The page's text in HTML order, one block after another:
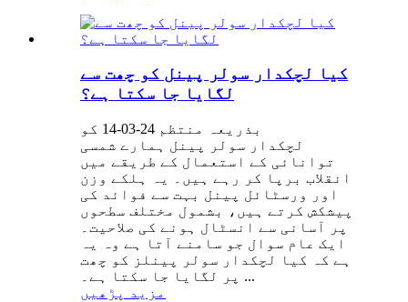
کیا لچکدار سولر پینل کو چھت سے
لگایا جا سکتا ہے؟
بذریعہ منتظم 24-03-14 کو
لچکدار سولر پینل ہمارے شمسی
توانائی کے استعمال کے طریقے میں
انقلاب برپا کر رہے ہیں۔ یہ ہلکے وزن
اور ورسٹائل پینل بہت سے فوائد کی
پیشکش کرتے ہیں، بشمول مختلف سطحوں
پر آسانی سے انسٹال ہونے کی صلاحیت۔
ایک عام سوال جو سامنے آتا ہے وہ یہ
ہے کہ کیا لچکدار سولر پینلز کو چھت
پر لگایا جا سکتا ہے۔ ...
مزید پڑھیں